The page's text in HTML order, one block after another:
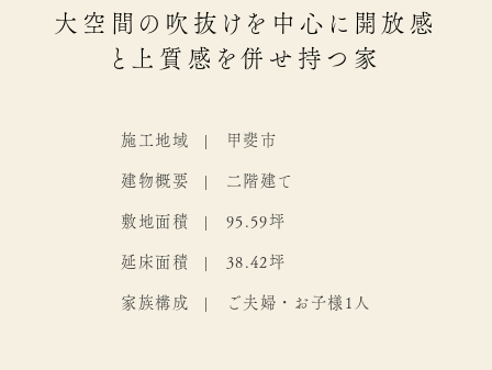
大空間の吹抜けを中心に開放感
と上質感を併せ持つ家
施工地域
甲斐市
建物概要
二階建て
敷地面積
95.59坪
延床面積
38.42坪
家族構成
ご夫婦・お子様1人